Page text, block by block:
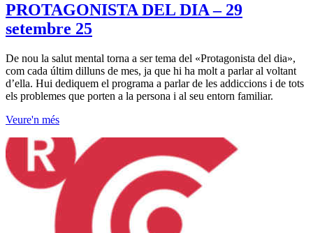
PROTAGONISTA DEL DIA – 29
setembre 25
De nou la salut mental torna a ser tema del «Protagonista del dia»,
com cada últim dilluns de mes, ja que hi ha molt a parlar al voltant
d’ella. Hui dediquem el programa a parlar de les addiccions i de tots
els problemes que porten a la persona i al seu entorn familiar.
Veure'n més